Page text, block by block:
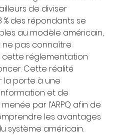
de diviser
% des répondants se
au modèle américain,
ne pas connaître
cette réglementation
Cette réalité
la porte à une
et de
par l’ARPQ afin de
les avantages
système américain.